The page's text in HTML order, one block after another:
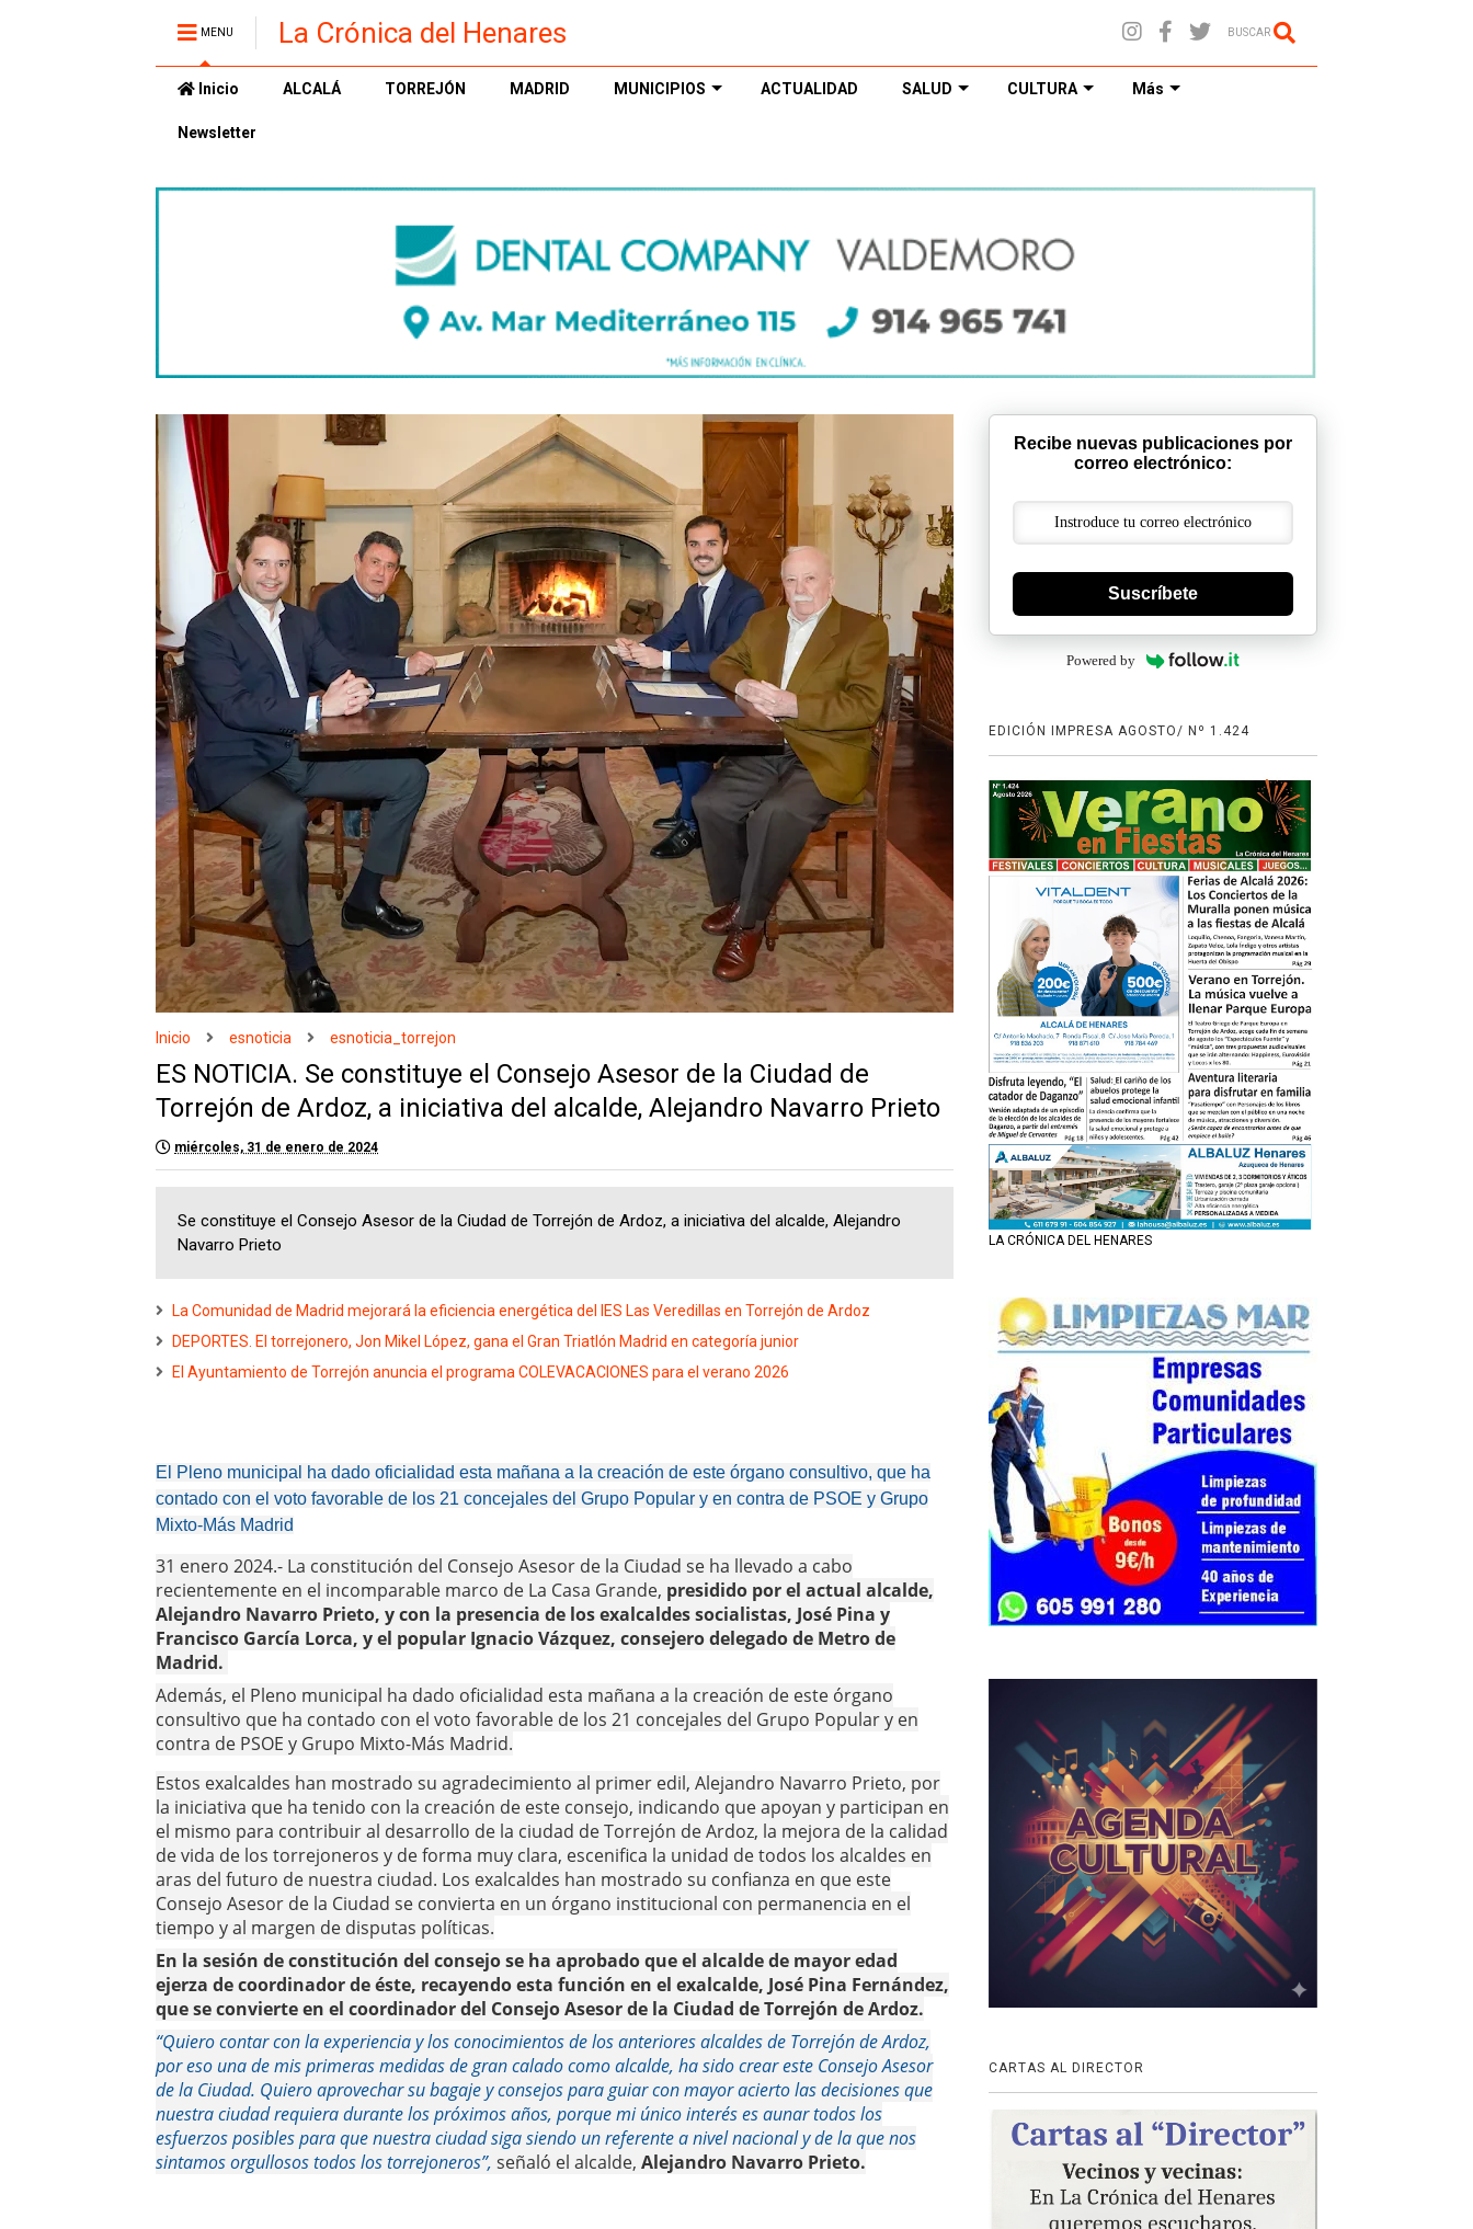
MENU La Crónica del Henares BUSCAR
Inicio ALCALÁ TORREJÓN MADRID MUNICIPIOS ACTUALIDAD SALUD CULTURA Más
Newsletter
Inicio esnoticia esnoticia_torrejon
ES NOTICIA. Se constituye el Consejo Asesor de la Ciudad de
Torrejón de Ardoz, a iniciativa del alcalde, Alejandro Navarro Prieto
miércoles, 31 de enero de 2024
Se constituye el Consejo Asesor de la Ciudad de Torrejón de Ardoz, a iniciativa del alcalde, Alejandro
Navarro Prieto
La Comunidad de Madrid mejorará la eficiencia energética del IES Las Veredillas en Torrejón de Ardoz
DEPORTES. El torrejonero, Jon Mikel López, gana el Gran Triatlón Madrid en categoría junior
El Ayuntamiento de Torrejón anuncia el programa COLEVACACIONES para el verano 2026
El Pleno municipal ha dado oficialidad esta mañana a la creación de este órgano consultivo, que ha
contado con el voto favorable de los 21 concejales del Grupo Popular y en contra de PSOE y Grupo
Mixto-Más Madrid
31 enero 2024.- La constitución del Consejo Asesor de la Ciudad se ha llevado a cabo
recientemente en el incomparable marco de La Casa Grande, presidido por el actual alcalde,
Alejandro Navarro Prieto, y con la presencia de los exalcaldes socialistas, José Pina y
Francisco García Lorca, y el popular Ignacio Vázquez, consejero delegado de Metro de
Madrid.
Además, el Pleno municipal ha dado oficialidad esta mañana a la creación de este órgano
consultivo que ha contado con el voto favorable de los 21 concejales del Grupo Popular y en
contra de PSOE y Grupo Mixto-Más Madrid.
Estos exalcaldes han mostrado su agradecimiento al primer edil, Alejandro Navarro Prieto, por
la iniciativa que ha tenido con la creación de este consejo, indicando que apoyan y participan en
el mismo para contribuir al desarrollo de la ciudad de Torrejón de Ardoz, la mejora de la calidad
de vida de los torrejoneros y de forma muy clara, escenifica la unidad de todos los alcaldes en
aras del futuro de nuestra ciudad. Los exalcaldes han mostrado su confianza en que este
Consejo Asesor de la Ciudad se convierta en un órgano institucional con permanencia en el
tiempo y al margen de disputas políticas.
En la sesión de constitución del consejo se ha aprobado que el alcalde de mayor edad
ejerza de coordinador de éste, recayendo esta función en el exalcalde, José Pina Fernández,
que se convierte en el coordinador del Consejo Asesor de la Ciudad de Torrejón de Ardoz.
“Quiero contar con la experiencia y los conocimientos de los anteriores alcaldes de Torrejón de Ardoz,
por eso una de mis primeras medidas de gran calado como alcalde, ha sido crear este Consejo Asesor
de la Ciudad. Quiero aprovechar su bagaje y consejos para guiar con mayor acierto las decisiones que
nuestra ciudad requiera durante los próximos años, porque mi único interés es aunar todos los
esfuerzos posibles para que nuestra ciudad siga siendo un referente a nivel nacional y de la que nos
sintamos orgullosos todos los torrejoneros”, señaló el alcalde, Alejandro Navarro Prieto.
Recibe nuevas publicaciones por
correo electrónico:
Suscríbete
Powered by
EDICIÓN IMPRESA AGOSTO/ Nº 1.424
LA CRÓNICA DEL HENARES
CARTAS AL DIRECTOR